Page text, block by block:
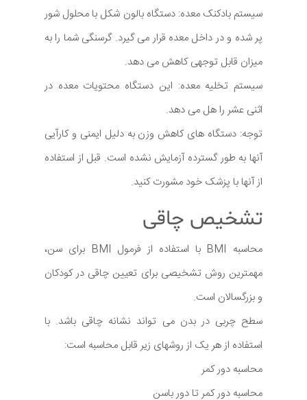
سیستم بادکنک معده: دستگاه بالون شکل با محلول شور
پر شده و در داخل معده قرار می گیرد. گرسنگی شما را به
میزان قابل توجهی کاهش می دهد.
سیستم تخلیه معده: این دستگاه محتویات معده در
اثنی عشر را هل می دهد.
توجه: دستگاه های کاهش وزن به دلیل ایمنی و کارآیی
آنها به طور گسترده آزمایش نشده است. قبل از استفاده
از آنها با پزشک خود مشورت کنید.
تشخیص چاقی
محاسبه BMI با استفاده از فرمول BMI برای سن،
مهمترین روش تشخیصی برای تعیین چاقی در کودکان
و بزرگسالان است.
سطح چربی در بدن می تواند نشانه چاقی باشد. با
استفاده از هر یک از روشهای زیر قابل محاسبه است:
محاسبه دور کمر
محاسبه دور کمر تا دور باسن